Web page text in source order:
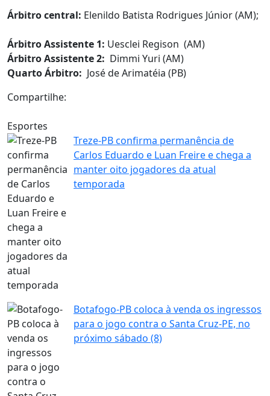
Árbitro central: Elenildo Batista Rodrigues Júnior (AM);
Árbitro Assistente 1: Uesclei Regison (AM)
Árbitro Assistente 2: Dimmi Yuri (AM)
Quarto Árbitro: José de Arimatéia (PB)
Compartilhe:
Esportes
Treze-PB confirma permanência de
Carlos Eduardo e Luan Freire e chega a
manter oito jogadores da atual
temporada
Botafogo-PB coloca à venda os ingressos
para o jogo contra o Santa Cruz-PE, no
próximo sábado (8)